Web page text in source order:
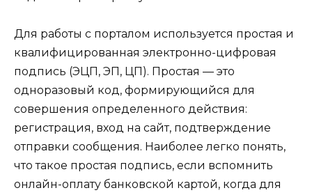
Для работы с порталом используется простая и
квалифицированная электронно-цифровая
подпись (ЭЦП, ЭП, ЦП). Простая — это
одноразовый код, формирующийся для
совершения определенного действия:
регистрация, вход на сайт, подтверждение
отправки сообщения. Наиболее легко понять,
что такое простая подпись, если вспомнить
онлайн-оплату банковской картой, когда для